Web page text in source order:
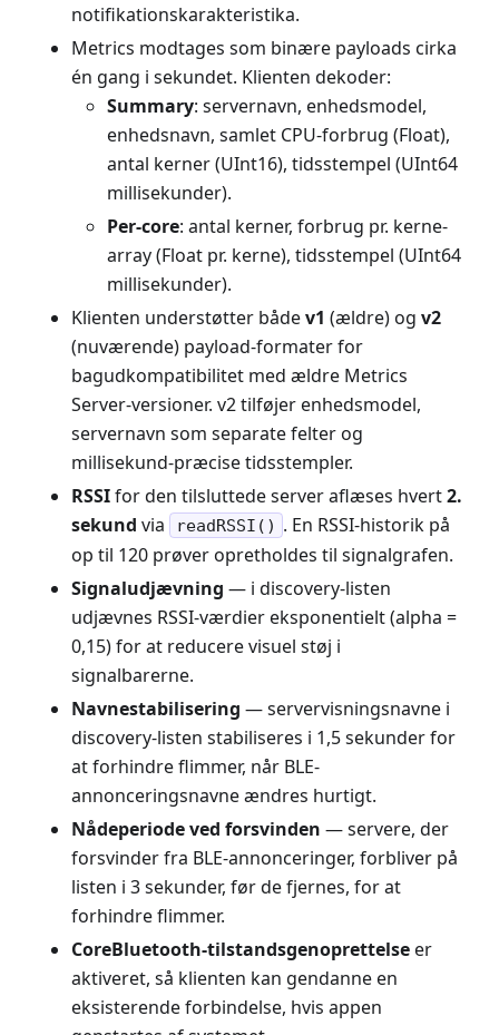
notifikationskarakteristika.
Metrics modtages som binære payloads cirka
én gang i sekundet. Klienten dekoder:
Summary: servernavn, enhedsmodel,
enhedsnavn, samlet CPU-forbrug (Float),
antal kerner (UInt16), tidsstempel (UInt64
millisekunder).
Per-core: antal kerner, forbrug pr. kerne-
array (Float pr. kerne), tidsstempel (UInt64
millisekunder).
Klienten understøtter bådev1 (ældre) og v2
(nuværende) payload-formater for
bagudkompatibilitet med ældre Metrics
Server-versioner. v2 tilføjer enhedsmodel,
servernavn som separate felter og
millisekund-præcise tidsstempler.
RSSIfor den tilsluttede server aflæses hvert2.
sekund via readRSSI() . En RSSI-historik på
op til 120 prøver opretholdes til signalgrafen.
Signaludjævning — i discovery-listen
udjævnes RSSI-værdier eksponentielt (alpha =
0,15) for at reducere visuel støj i
signalbarerne.
Navnestabilisering — servervisningsnavne i
discovery-listen stabiliseres i 1,5 sekunder for
at forhindre flimmer, når BLE-
annonceringsnavne ændres hurtigt.
Nådeperiode ved forsvinden — servere, der
forsvinder fra BLE-annonceringer, forbliver på
listen i 3 sekunder, før de fjernes, for at
forhindre flimmer.
CoreBluetooth-tilstandsgenoprettelseer
aktiveret, så klienten kan gendanne en
eksisterende forbindelse, hvis appen